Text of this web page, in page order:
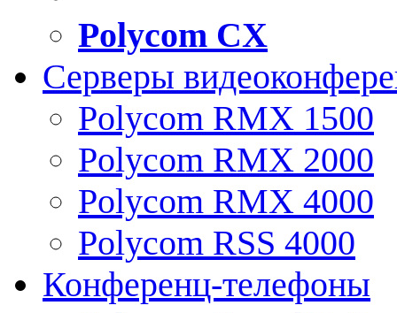
Polycom CX
Серверы
Polycom RMX 1500
Polycom RMX 2000
Polycom RMX 4000
Polycom RSS 4000
Конференц-телефоны